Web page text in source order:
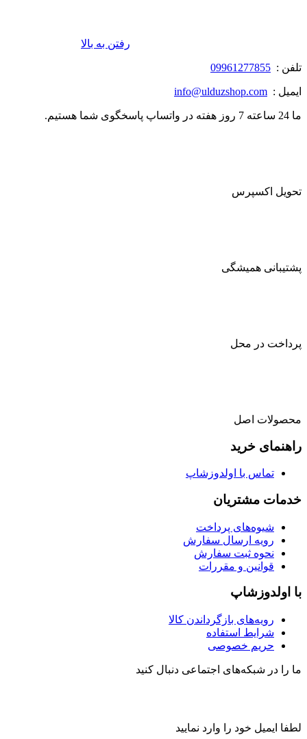
رفتن به بالا
تلفن : 09961277855
ایمیل : info@ulduzshop.com
ما 24 ساعته 7 روز هفته در واتساپ پاسخگوی شما هستیم.
تحویل اکسپرس
پشتیبانی همیشگی
پرداخت در محل
محصولات اصل
راهنمای خرید
تماس با اولدوزشاپ
خدمات مشتریان
شیوه‌های پرداخت
رویه ارسال سفارش
نحوه ثبت سفارش
قوانین و مقررات
با اولدوزشاپ
رویه‌های بازگرداندن کالا
شرایط استفاده
حریم خصوصی
ما را در شبکه‌های اجتماعی دنبال کنید
لطفا ایمیل خود را وارد نمایید